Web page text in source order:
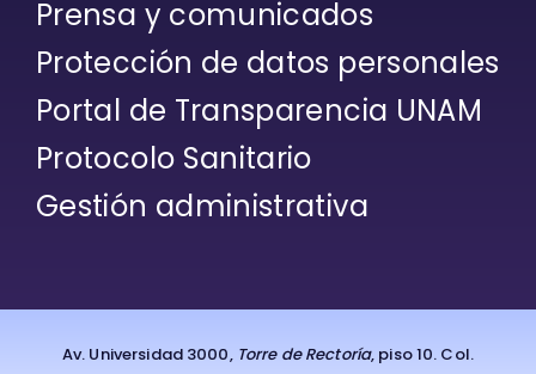
Prensa y comunicados
Protección de datos personales
Portal de Transparencia UNAM
Protocolo Sanitario
Gestión administrativa
Av. Universidad 3000, Torre de Rectoría, piso 10. Col.